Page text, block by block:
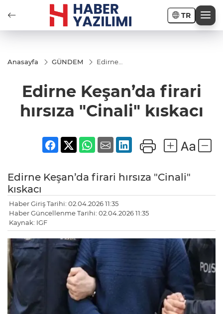
TR
Anasayfa GÜNDEM
Edirne
"Cinali"
kıskacı
Edirne Keşan’da firari
hırsıza "Cinali" kıskacı
Edirne Keşan’da firari hırsıza "Cinali"
kıskacı
Haber Giriş Tarihi: 02.04.2026 11:35
Haber Güncellenme Tarihi: 02.04.2026 11:35
Kaynak: IGF